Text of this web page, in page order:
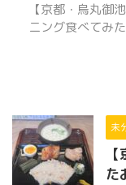
【京都・烏丸御
ニング食べてみた
未
た